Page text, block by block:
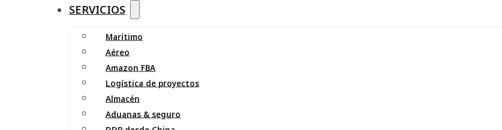
SERVICIOS
Marítimo
Aéreo
Amazon FBA
Logística de proyectos
Almacén
Aduanas & seguro